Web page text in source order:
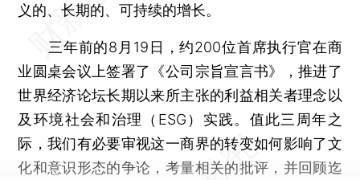
义的、长期的、可持续的增长。
三年前的8月19日，约200位首席执行官在商
业圆桌会议上签署了《公司宗旨宣言书》，推进了
世界经济论坛长期以来所主张的利益相关者理念以
及环境社会和治理（ESG）实践。值此三周年之
际，我们有必要审视这一商界的转变如何影响了文
化和意识形态的争论，考量相关的批评，并回顾迄